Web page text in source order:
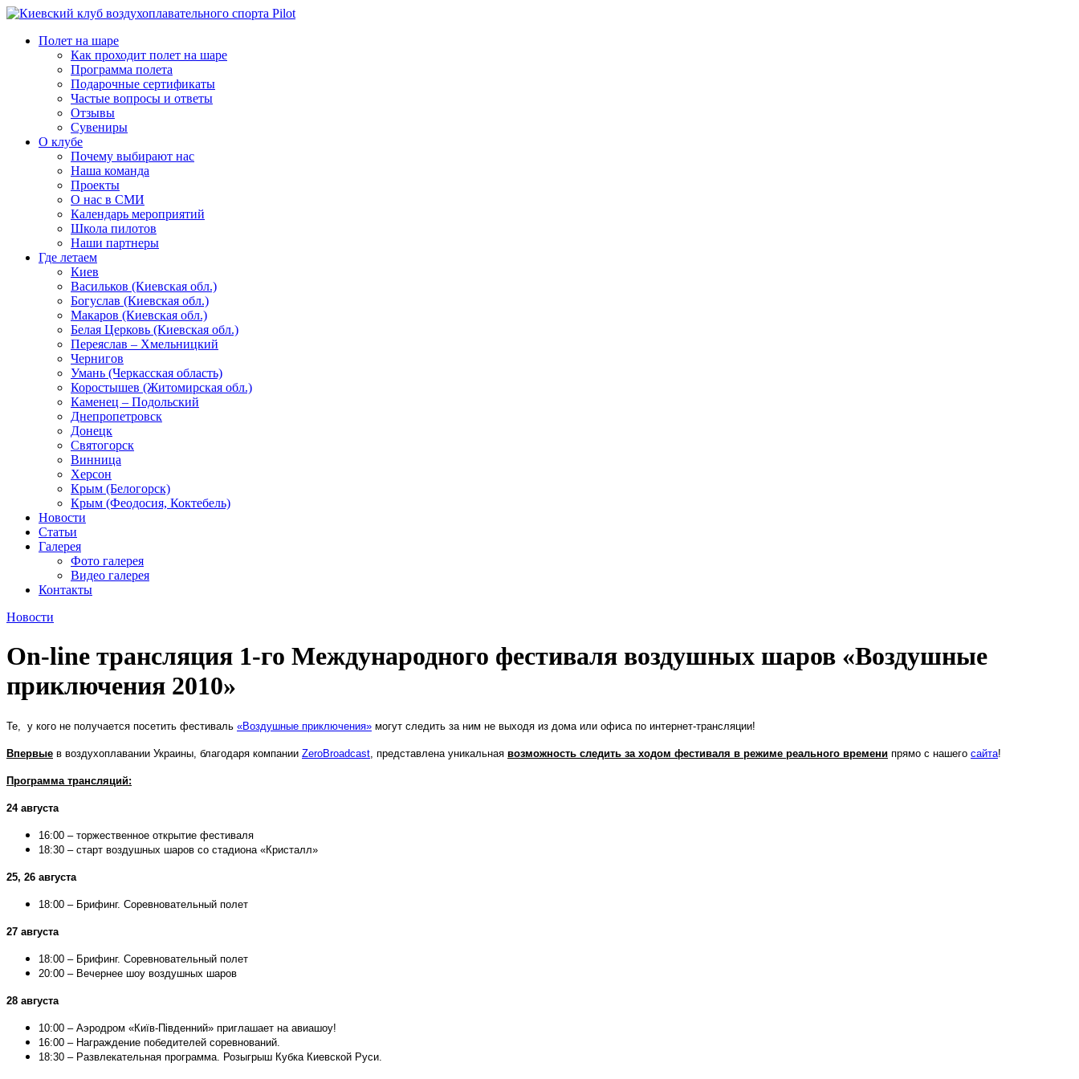
Полет на шаре
Как проходит полет на шаре
Программа полета
Подарочные сертификаты
Частые вопросы и ответы
Отзывы
Сувениры
О клубе
Почему выбирают нас
Наша команда
Проекты
О нас в СМИ
Календарь мероприятий
Школа пилотов
Наши партнеры
Где летаем
Киев
Васильков (Киевская обл.)
Богуслав (Киевская обл.)
Макаров (Киевская обл.)
Белая Церковь (Киевская обл.)
Переяслав – Хмельницкий
Чернигов
Умань (Черкасская область)
Коростышев (Житомирская обл.)
Каменец – Подольский
Днепропетровск
Донецк
Святогорск
Винница
Херсон
Крым (Белогорск)
Крым (Феодосия, Коктебель)
Новости
Статьи
Галерея
Фото галерея
Видео галерея
Контакты
Новости
Оn-line трансляция 1-го Международного фестиваля воздушных шаров «Воздушные
приключения 2010»
Те, у кого не получается посетить фестиваль «Воздушные приключения» могут следить за ним не выходя из дома или офиса по интернет-трансляции!
Впервые в воздухоплавании Украины, благодаря компании ZeroBroadcast , представлена уникальная возможность следить за ходом фестиваля в режиме реального времени прямо с нашего сайта!
Программа трансляций:
24 августа
16:00 – торжественное открытие фестиваля
18:30 – старт воздушных шаров со стадиона «Кристалл»
25, 26 августа
18:00 – Брифинг. Соревновательный полет
27 августа
18:00 – Брифинг. Соревновательный полет
20:00 – Вечернее шоу воздушных шаров
28 августа
10:00 – Аэродром «Київ-Південний» приглашает на авиашоу!
16:00 – Награждение победителей соревнований.
18:30 – Развлекательная программа. Розыгрыш Кубка Киевской Руси.